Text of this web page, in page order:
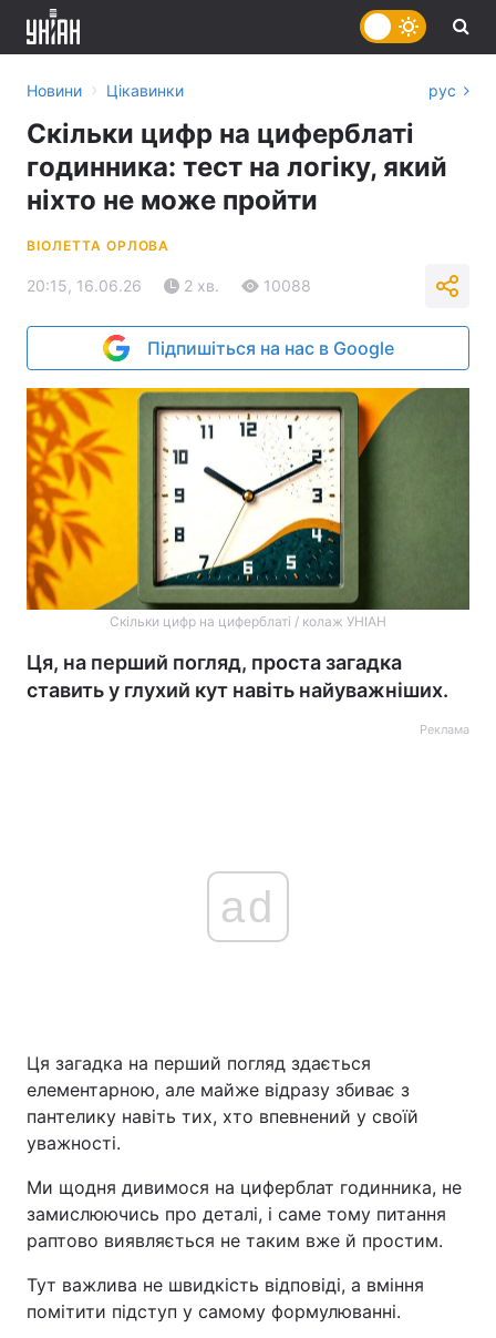
Головна Війна
Україна
Економіка Світ
Спорт Наука
Техно і зв'язок Лайт
Новини › Цікавинки рус
Скільки цифр на циферблаті
годинника: тест на логіку, який
ніхто не може пройти
ВІОЛЕТТА ОРЛОВА
20:15, 16.06.26 2 хв. 10088
Підпишіться на нас в Google
Скільки цифр на циферблаті / колаж УНІАН
Ця, на перший погляд, проста загадка
ставить у глухий кут навіть найуважніших.
Реклама
ad
Ця загадка на перший погляд здається
елементарною, але майже відразу збиває з
пантелику навіть тих, хто впевнений у своїй
уважності.
Ми щодня дивимося на циферблат годинника, не
замислюючись про деталі, і саме тому питання
раптово виявляється не таким вже й простим.
Тут важлива не швидкість відповіді, а вміння
помітити підступ у самому формулюванні.